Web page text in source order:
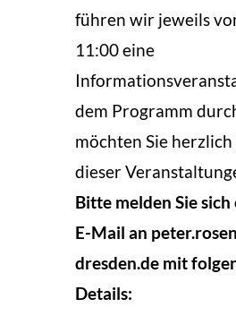
führen wir jeweils
11:00 eine
dem Programm
möchten Sie
dieser
Bitte melden Sie
E-Mail an
dresden.de mit
Details: